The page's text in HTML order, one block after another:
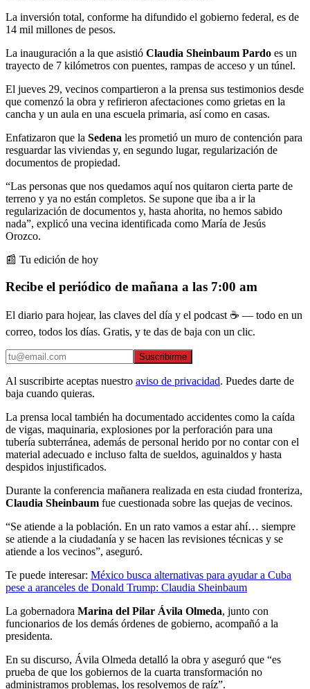
La inversión total, conforme ha difundido el gobierno federal, es de
14 mil millones de pesos.
La inauguración a la que asistió Claudia Sheinbaum Pardo es un
trayecto de 7 kilómetros con puentes, rampas de acceso y un túnel.
El jueves 29, vecinos compartieron a la prensa sus testimonios desde
que comenzó la obra y refirieron afectaciones como grietas en la
cancha y un aula en una escuela primaria, así como en casas.
Enfatizaron que la Sedena les prometió un muro de contención para
resguardar las viviendas y, en segundo lugar, regularización de
documentos de propiedad.
“Las personas que nos quedamos aquí nos quitaron cierta parte de
terreno y ya no están completos. Se supone que iba a ir la
regularización de documentos y, hasta ahorita, no hemos sabido
nada”, explicó una vecina identificada como María de Jesús
Orozco.
📰 Tu edición de hoy
Recibe el periódico de mañana a las 7:00 am
El diario para hojear, las claves del día y el podcast ☕ — todo en un
correo, todos los días. Gratis, y te das de baja con un clic.
Suscribirme
Al suscribirte aceptas nuestro aviso de privacidad. Puedes darte de
baja cuando quieras.
La prensa local también ha documentado accidentes como la caída
de vigas, maquinaria, explosiones por la perforación para una
tubería subterránea, además de personal herido por no contar con el
material adecuado e incluso falta de sueldos, aguinaldos y hasta
despidos injustificados.
Durante la conferencia mañanera realizada en esta ciudad fronteriza,
Claudia Sheinbaum fue cuestionada sobre las quejas de vecinos.
“Se atiende a la población. En un rato vamos a estar ahí… siempre
se atiende a la ciudadanía y se hacen las revisiones técnicas y se
atiende a los vecinos”, aseguró.
Te puede interesar: México busca alternativas para ayudar a Cuba
pese a aranceles de Donald Trump: Claudia Sheinbaum
La gobernadora Marina del Pilar Ávila Olmeda, junto con
funcionarios de los demás órdenes de gobierno, acompañó a la
presidenta.
En su discurso, Ávila Olmeda detalló la obra y aseguró que “es
prueba de que los gobiernos de la cuarta transformación no
administramos problemas, los resolvemos de raíz”.